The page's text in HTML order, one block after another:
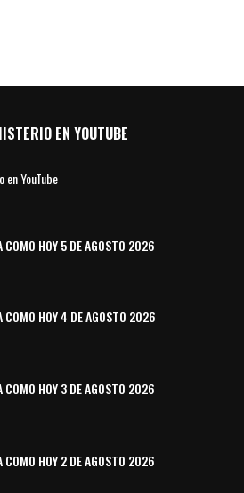
EN YOUTUBE
COMO HOY 5 DE AGOSTO 2026
COMO HOY 4 DE AGOSTO 2026
COMO HOY 3 DE AGOSTO 2026
COMO HOY 2 DE AGOSTO 2026